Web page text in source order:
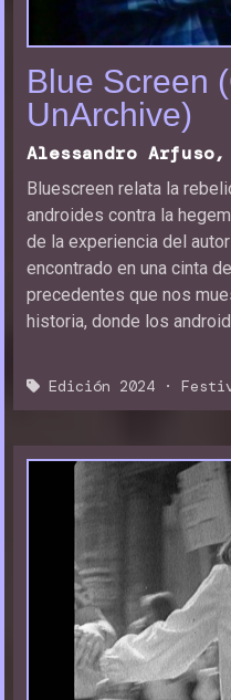
Programa 2024
Inaguración y
Sección Oficial
Sesiones
MemoriReus
MemoriJove
Sala de prensa
Premios
Entradas y horarios
Entradas y horarios
Jurados
Premios
Inauguración y
Blue Screen
UnArchive)
Alessandro
Bluescreen relata la
androides contra la
de la experiencia del
encontrado en una cinta
precedentes que nos
historia, donde los
Edición 2024 ·